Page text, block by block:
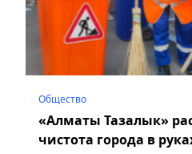
Общество
«Алматы Тазалык»
чистота города в